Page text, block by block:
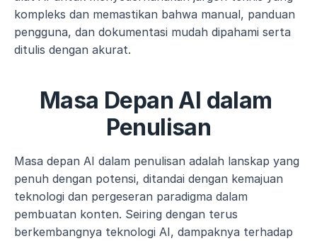
kompleks dan memastikan bahwa manual, panduan
pengguna, dan dokumentasi mudah dipahami serta
ditulis dengan akurat.
Masa Depan AI dalam
Penulisan
Masa depan AI dalam penulisan adalah lanskap yang
penuh dengan potensi, ditandai dengan kemajuan
teknologi dan pergeseran paradigma dalam
pembuatan konten. Seiring dengan terus
berkembangnya teknologi AI, dampaknya terhadap